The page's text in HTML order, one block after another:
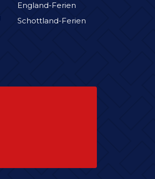
England-Ferien
Schottland-Ferien